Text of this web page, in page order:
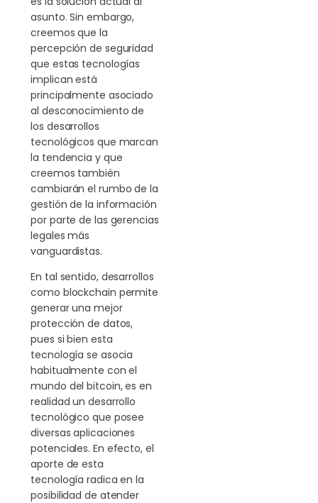
asunto. Sin embargo,
creemos que la
percepción de seguridad
que estas tecnologías
implican está
principalmente asociado
al desconocimiento de
los desarrollos
tecnológicos que marcan
la tendencia y que
creemos también
cambiarán el rumbo de la
gestión de la información
por parte de las gerencias
legales más
vanguardistas.
En tal sentido, desarrollos
como blockchain permite
generar una mejor
protección de datos,
pues si bien esta
tecnología se asocia
habitualmente con el
mundo del bitcoin, es en
realidad un desarrollo
tecnológico que posee
diversas aplicaciones
potenciales. En efecto, el
aporte de esta
tecnología radica en la
posibilidad de atender